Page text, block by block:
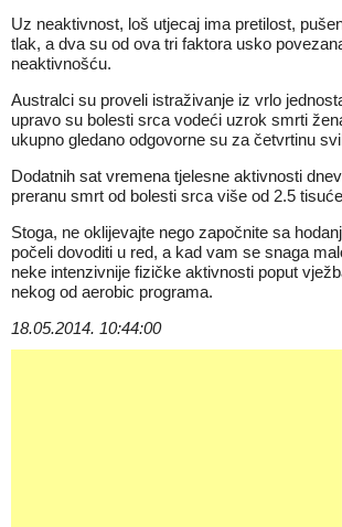
Uz neaktivnost, loš utjecaj ima pretilost,
tlak, a dva su od ova tri faktora usko
neaktivnošću.
Australci su proveli istraživanje iz vrlo
upravo su bolesti srca vodeći uzrok smrti
ukupno gledano odgovorne su za četvrtinu
Dodatnih sat vremena tjelesne aktivnosti
preranu smrt od bolesti srca više od 2.5
Stoga, ne oklijevajte nego započnite sa
počeli dovoditi u red, a kad vam se snaga
neke intenzivnije fizičke aktivnosti poput
nekog od aerobic programa.
18.05.2014. 10:44:00